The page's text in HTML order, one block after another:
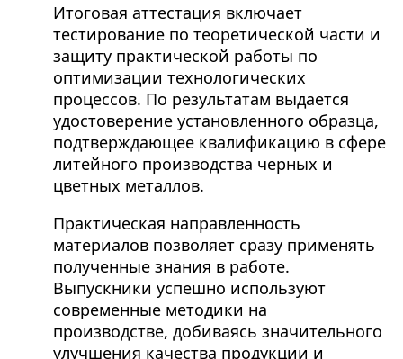
Итоговая аттестация включает
тестирование по теоретической части и
защиту практической работы по
оптимизации технологических
процессов. По результатам выдается
удостоверение установленного образца,
подтверждающее квалификацию в сфере
литейного производства черных и
цветных металлов.
Практическая направленность
материалов позволяет сразу применять
полученные знания в работе.
Выпускники успешно используют
современные методики на
производстве, добиваясь значительного
улучшения качества продукции и